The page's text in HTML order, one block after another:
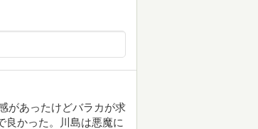
があったけどバラカが求
良かった。川島は悪魔に